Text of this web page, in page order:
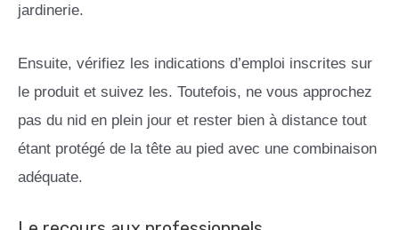
jardinerie.
Ensuite, vérifiez les indications d’emploi inscrites sur
le produit et suivez les. Toutefois, ne vous approchez
pas du nid en plein jour et rester bien à distance tout
étant protégé de la tête au pied avec une combinaison
adéquate.